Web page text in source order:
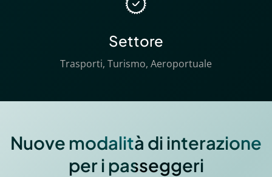
Settore
Trasporti, Turismo, Aeroportuale
Nuove modalità di interazione
per i passeggeri